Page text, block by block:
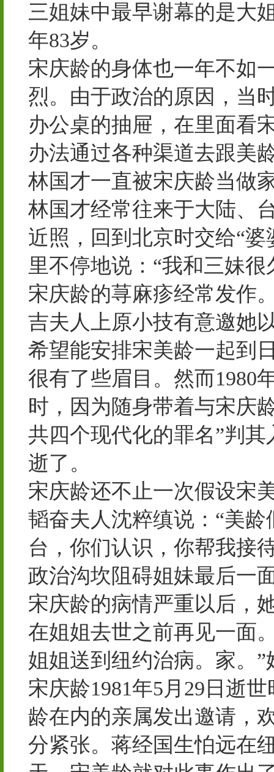
三姐妹中最早谢幕的是大
年83岁。
宋庆龄的身体也一年不如
烈。由于政治的原因，当
办公桌的抽屉，在里面看
办法通过各种渠道去跟美
林国才一直被宋庆龄当做
林国才经常往来于大陆、
近照，回到北京时交给“
里不停地说：“我和三妹
宋庆龄的荨麻疹经常发作
吉夫人上原小技有意邀她
希望能安排宋美龄一起到
很有了些眉目。然而1980
时，因为随身带着与宋庆
共四个现代化的罪名”判
逝了。
宋庆龄还不止一次假设宋
韬奋夫人沈粹缜说：“美
台，你们认识，你帮我接
政治沟坎阻碍姐妹最后一
宋庆龄的病情严重以后，
在姐姐去世之前再见一面
姐姐送到纽约治病。家。
宋庆龄1981年5月29日逝
龄在内的亲属发出邀请，
分紧张。蒋经国生怕远在